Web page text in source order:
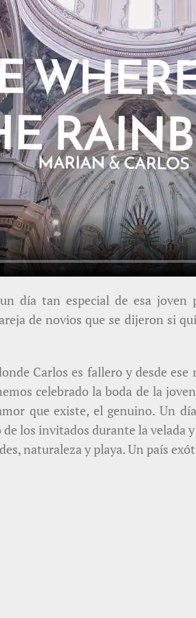
día tan especial de esa
de novios que se dijeron si
Carlos es fallero y desde
celebrado la boda de la
que existe, el genuino. Un
los invitados durante la velada
naturaleza y playa. Un país